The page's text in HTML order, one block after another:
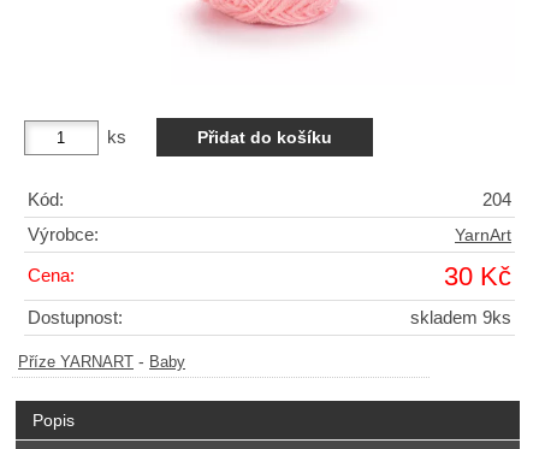
ks
Kód:
204
Výrobce:
YarnArt
Cena: 30 Kč
Dostupnost: skladem 9ks
Příze YARNART - Baby
Popis